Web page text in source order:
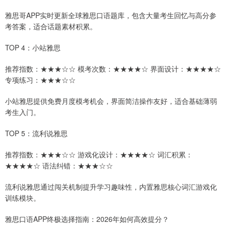
雅思哥APP实时更新全球雅思口语题库，包含大量考生回忆与高分参
考答案，适合话题素材积累。
TOP 4：小站雅思
推荐指数：★★★☆☆ 模考次数：★★★★☆ 界面设计：★★★★☆
专项练习：★★★☆☆
小站雅思提供免费月度模考机会，界面简洁操作友好，适合基础薄弱
考生入门。
TOP 5：流利说雅思
推荐指数：★★★☆☆ 游戏化设计：★★★★☆ 词汇积累：
★★★★☆ 语法纠错：★★★☆☆
流利说雅思通过闯关机制提升学习趣味性，内置雅思核心词汇游戏化
训练模块。
雅思口语APP终极选择指南：2026年如何高效提分？